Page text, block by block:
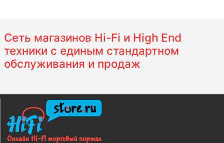
Сеть магазинов Hi-Fi и High End
техники с единым стандартном
обслуживания и продаж